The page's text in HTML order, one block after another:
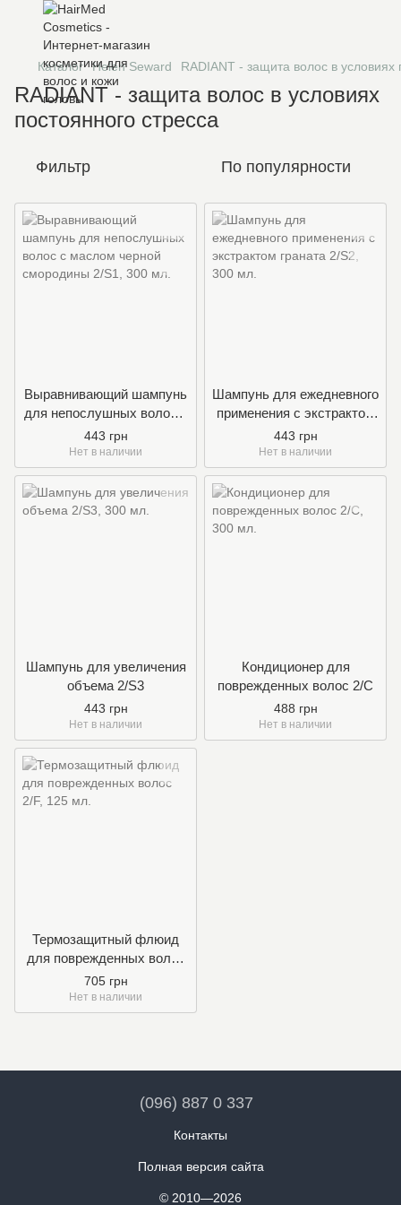
Каталог Helen Seward RADIANT - защита волос в условиях
RADIANT - защита волос в условиях
постоянного стресса
Фильтр По популярности
Выравнивающий шампунь
для непослушных волос с
маслом черной
смородины 2/S1
443 грн
Нет в наличии
Шампунь для ежедневного
применения с экстрактом
граната 2/S2
443 грн
Нет в наличии
Шампунь для увеличения
объема 2/S3
443 грн
Нет в наличии
Кондиционер для
поврежденных волос 2/С
488 грн
Нет в наличии
Термозащитный флюид
для поврежденных волос
2/F
705 грн
Нет в наличии
(096) 887 0 337
Контакты
Полная версия сайта
© 2010—2026